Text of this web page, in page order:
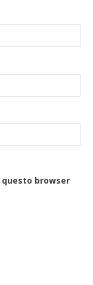
questo browser